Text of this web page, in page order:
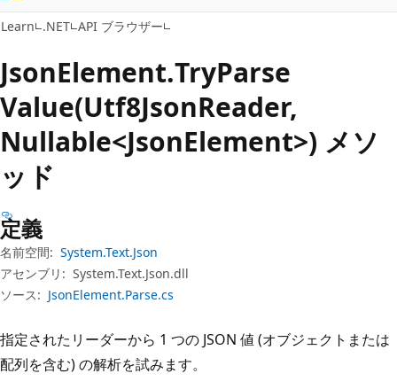
プ
ス
キ
プ
Learn .NET API ブラウザー
JsonElement.TryParse
Value(Utf8JsonReader,
Nullable<JsonElement>) メソ
ッド
定義
名前空間: System.Text.Json
アセンブリ: System.Text.Json.dll
ソース: JsonElement.Parse.cs
指定されたリーダーから 1 つの JSON 値 (オブジェクトまたは
配列を含む) の解析を試みます。